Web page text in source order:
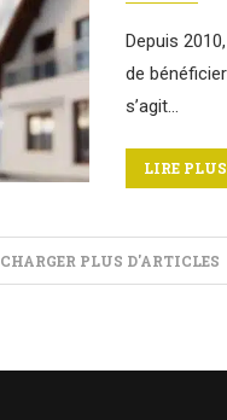
Depuis
de
s’agit…
LIRE PLUS
CHARGER PLUS D'ARTICLES